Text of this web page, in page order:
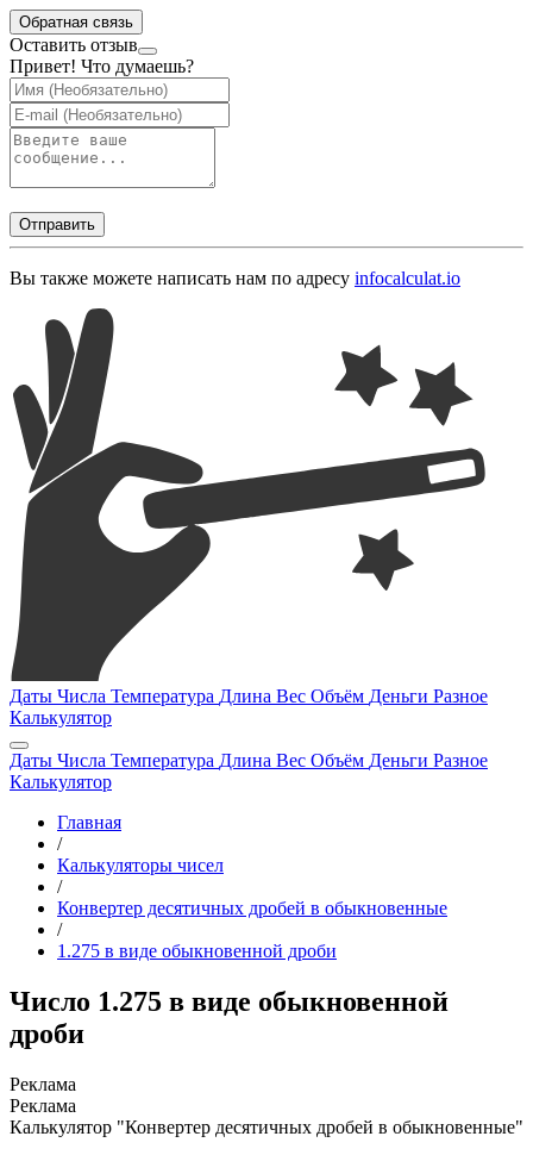
Обратная связь
Оставить отзыв
Привет! Что думаешь?
Отправить
Вы также можете написать нам по адресу infocalculat.io
Даты Числа Температура Длина Вес Объём Деньги Разное
Калькулятор
Даты Числа Температура Длина Вес Объём Деньги Разное
Калькулятор
Главная
/
Калькуляторы чисел
/
Конвертер десятичных дробей в обыкновенные
/
1.275 в виде обыкновенной дроби
Число 1.275 в виде обыкновенной
дроби
Калькулятор "Конвертер десятичных дробей в обыкновенные"